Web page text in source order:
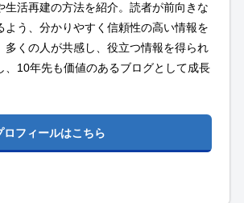
生活再建の方法を紹介。読者が前向きな
よう、分かりやすく信頼性の高い情報を
多くの人が共感し、役立つ情報を得られ
、10年先も価値のあるブログとして成長
ロフィールはこちら